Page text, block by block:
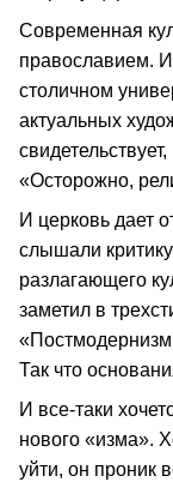
Современная
православием.
столичном
актуальных
«Осторожно,
И церковь дает
слышали
разлагающего
заметил в
«Постмодернизм
Так что
И все-таки
нового «изма».
уйти, он проник